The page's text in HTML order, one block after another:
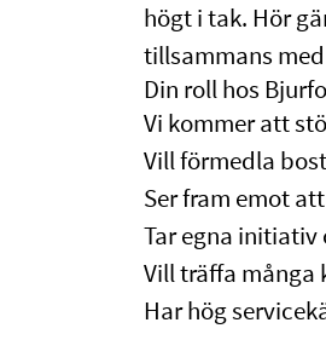
högt i tak. Hör
tillsammans
Din roll hos
Vi kommer att
Vill förmedla
Ser fram emot
Tar egna
Vill träffa många
Har hög